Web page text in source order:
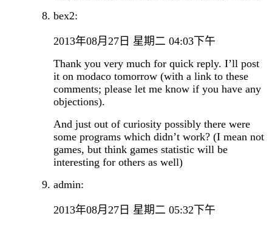
bex2:
2013年08月27日 星期二 04:03下午
Thank you very much for quick reply. I’ll post
it on modaco tomorrow (with a link to these
comments; please let me know if you have any
objections).
And just out of curiosity possibly there were
some programs which didn’t work? (I mean not
games, but think games statistic will be
interesting for others as well)
admin:
2013年08月27日 星期二 05:32下午